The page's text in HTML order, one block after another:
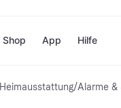
Zahlungsmethoden
Shop
Shops
App Hilfe
Heimausstattung/Alarme &